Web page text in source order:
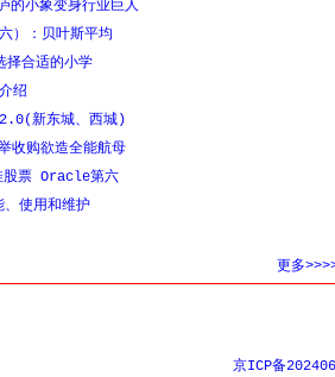
小象变身行业巨人
）：贝叶斯平均
择合适的小学
绍
2.0(新东城、西城)
收购欲造全能航母
股票 Oracle第六
使用和维护
更多
京ICP备